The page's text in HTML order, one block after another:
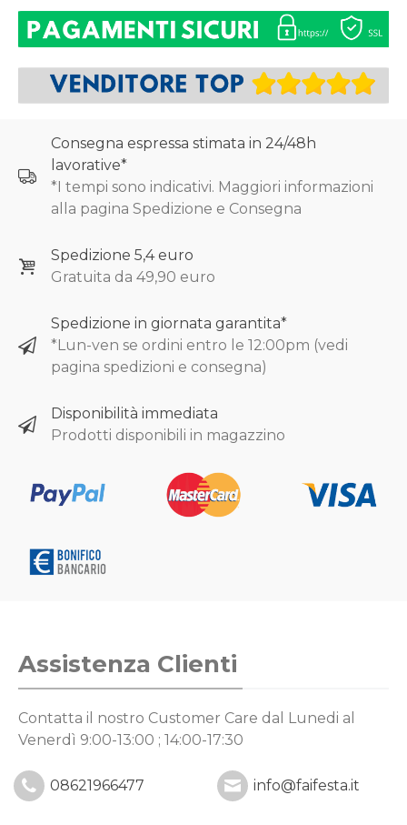
Consegna espressa stimata in 24/48h
lavorative*
*I tempi sono indicativi. Maggiori informazioni
alla pagina Spedizione e Consegna
Spedizione 5,4 euro
Gratuita da 49,90 euro
Spedizione in giornata garantita*
*Lun-ven se ordini entro le 12:00pm (vedi
pagina spedizioni e consegna)
Disponibilità immediata
Prodotti disponibili in magazzino
Assistenza Clienti
Contatta il nostro Customer Care dal Lunedi al
Venerdì 9:00-13:00 ; 14:00-17:30
08621966477 info@faifesta.it